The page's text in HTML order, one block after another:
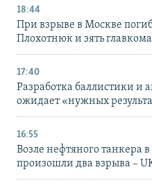
18:44
При взрыве в Москве
Плохотнюк и зять
17:40
Разработка баллистики и
ожидает «нужных
16:55
Возле нефтяного танкера
произошли два взрыва –